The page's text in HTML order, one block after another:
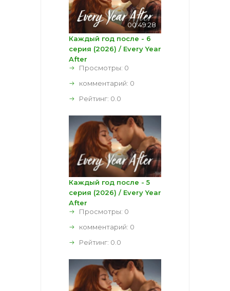
00:49:28
Каждый год после - 6
серия (2026) / Every Year
After
Просмотры: 0
комментарий: 0
Рейтинг: 0.0
Каждый год после - 5
серия (2026) / Every Year
After
Просмотры: 0
комментарий: 0
Рейтинг: 0.0